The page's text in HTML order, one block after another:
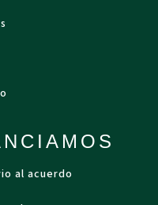
al acuerdo